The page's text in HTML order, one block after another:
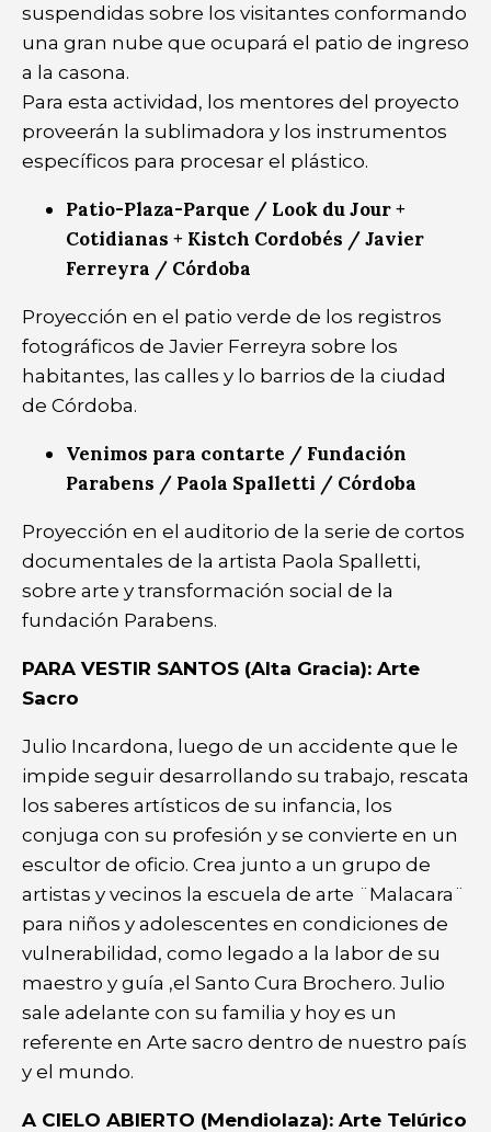
suspendidas sobre los visitantes conformando
una gran nube que ocupará el patio de ingreso
a la casona.
Para esta actividad, los mentores del proyecto
proveerán la sublimadora y los instrumentos
específicos para procesar el plástico.
Patio-Plaza-Parque / Look du Jour +
Cotidianas + Kistch Cordobés / Javier
Ferreyra / Córdoba
Proyección en el patio verde de los registros
fotográficos de Javier Ferreyra sobre los
habitantes, las calles y lo barrios de la ciudad
de Córdoba.
Venimos para contarte / Fundación
Parabens / Paola Spalletti / Córdoba
Proyección en el auditorio de la serie de cortos
documentales de la artista Paola Spalletti,
sobre arte y transformación social de la
fundación Parabens.
PARA VESTIR SANTOS (Alta Gracia): Arte
Sacro
Julio Incardona, luego de un accidente que le
impide seguir desarrollando su trabajo, rescata
los saberes artísticos de su infancia, los
conjuga con su profesión y se convierte en un
escultor de oficio. Crea junto a un grupo de
artistas y vecinos la escuela de arte ¨Malacara¨
para niños y adolescentes en condiciones de
vulnerabilidad, como legado a la labor de su
maestro y guía ,el Santo Cura Brochero. Julio
sale adelante con su familia y hoy es un
referente en Arte sacro dentro de nuestro país
y el mundo.
A CIELO ABIERTO (Mendiolaza): Arte Telúrico